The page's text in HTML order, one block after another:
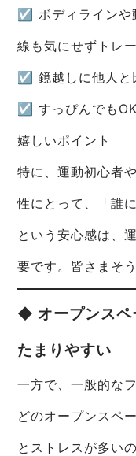
☑ ボディラインや
線も気にせずトレ
☑ 鏡越しに他人と
☑ すっぴんでも
嬉しいポイント
特に、運動初心者
性にとって、「誰
という安心感は、
要です。皆さまそう
◆ オープンスペ
たまりやすい
一方で、一般的な
どのオープンスペ
とストレスが多い